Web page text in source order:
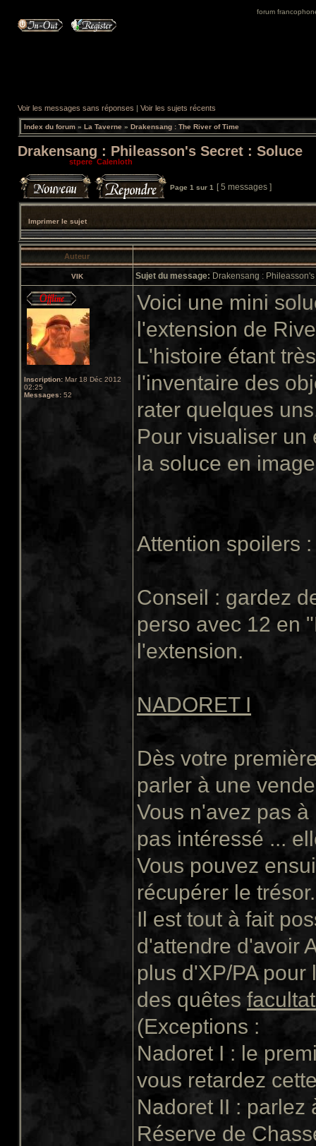
forum
Voir les messages sans réponses | Voir les sujets récents
Index du forum » La Taverne » Drakensang : The River of Time
Drakensang : Phileasson's Secret : Soluce
stpere,Calenloth
Page 1 sur 1 [ 5 messages ]
Imprimer le sujet
Auteur
VIK Sujet du message: Drakensang :
Inscription: Mar 18 Déc 2012
02:25
Messages: 52
Voici une mini
l'extension de
L'histoire étant
l'inventaire des
rater quelques
Pour visualiser un
la soluce en
Attention spoilers :
Conseil : gardez
perso avec 12 en
l'extension.
NADORET I
Dès votre
parler à une
Vous n'avez pas
pas intéressé ...
Vous pouvez
récupérer le
Il est tout à fait
d'attendre d'avoir
plus d'XP/PA
des quêtes
(Exceptions :
Nadoret I : le
vous retardez
Nadoret II : parlez
Réserve de